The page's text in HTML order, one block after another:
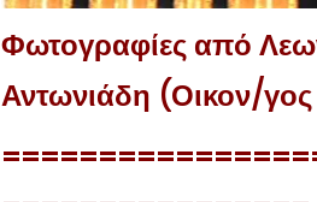
Φωτογραφίες από
Αντωνιάδη (Οικον/